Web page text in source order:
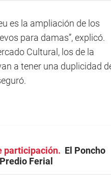
es la ampliación de los
para damas”, explicó.
Cultural, los de la
a tener una duplicidad
participación
El Poncho
Ferial